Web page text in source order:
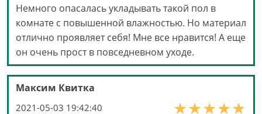
Немного опасалась укладывать такой пол в
комнате с повышенной влажностью. Но материал
отлично проявляет себя! Мне все нравится! А еще
он очень прост в повседневном уходе.
Максим Квитка
2021-05-03 19:42:40